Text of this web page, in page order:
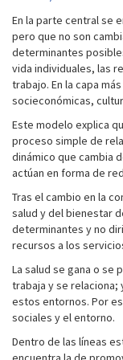
En la parte central se
pero que no son
determinantes
vida individuales, las
trabajo. En la capa
socieconómicas,
Este modelo explica
proceso simple de
dinámico que cambia
actúan en forma de
Tras el cambio en la
salud y del bienestar
determinantes y no
recursos a los
La salud se gana o se
trabaja y se relaciona;
estos entornos. Por
sociales y el entorno.
Dentro de las líneas